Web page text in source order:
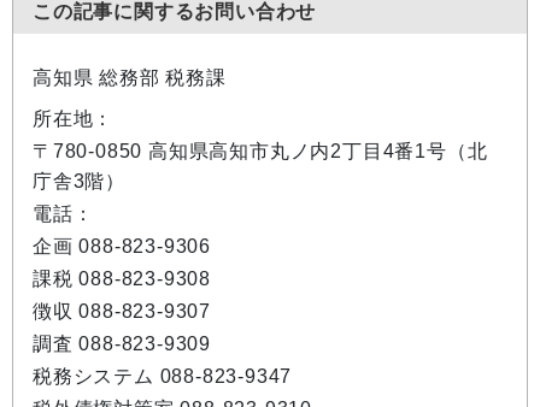
この記事に関するお問い合わせ
高知県 総務部 税務課
所在地：
〒780-0850 高知県高知市丸ノ内2丁目4番1号（北
庁舎3階）
電話：
企画 088-823-9306
課税 088-823-9308
徴収 088-823-9307
調査 088-823-9309
税務システム 088-823-9347